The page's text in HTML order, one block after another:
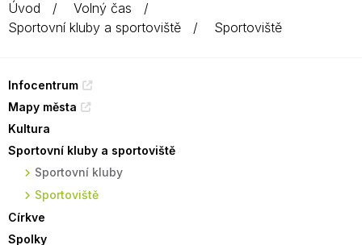
Úvod
Volný čas
Sportovní kluby a sportoviště
Sportoviště
Infocentrum
Mapy města
Kultura
Sportovní kluby a sportoviště
Sportovní kluby
Sportoviště
Církve
Spolky